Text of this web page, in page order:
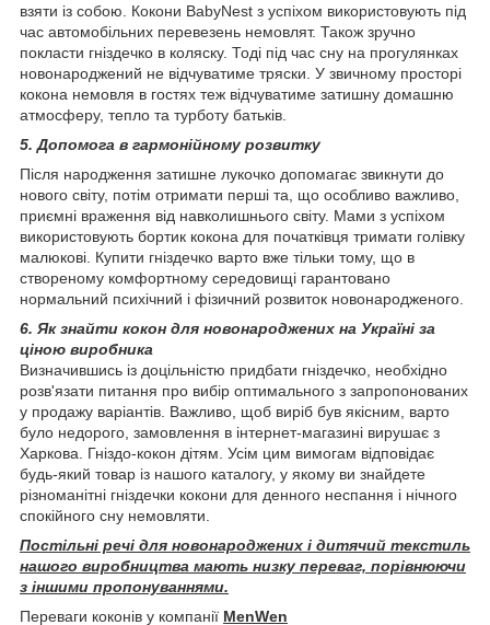
взяти із собою. Кокони BabyNest з успіхом використовують під
час автомобільних перевезень немовлят. Також зручно
покласти гніздечко в коляску. Тоді під час сну на прогулянках
новонароджений не відчуватиме тряски. У звичному просторі
кокона немовля в гостях теж відчуватиме затишну домашню
атмосферу, тепло та турботу батьків.
5. Допомога в гармонійному розвитку
Після народження затишне лукочко допомагає звикнути до
нового світу, потім отримати перші та, що особливо важливо,
приємні враження від навколишнього світу. Мами з успіхом
використовують бортик кокона для початківця тримати голівку
малюкові. Купити гніздечко варто вже тільки тому, що в
створеному комфортному середовищі гарантовано
нормальний психічний і фізичний розвиток новонародженого.
6. Як знайти кокон для новонароджених на Україні за
ціною виробника
Визначившись із доцільністю придбати гніздечко, необхідно
розв'язати питання про вибір оптимального з запропонованих
у продажу варіантів. Важливо, щоб виріб був якісним, варто
було недорого, замовлення в інтернет-магазині вирушає з
Харкова. Гніздо-кокон дітям. Усім цим вимогам відповідає
будь-який товар із нашого каталогу, у якому ви знайдете
різноманітні гніздечки кокони для денного неспання і нічного
спокійного сну немовляти.
Постільні речі для новонароджених і дитячий текстиль
нашого виробництва мають низку переваг, порівнюючи
з іншими пропонуваннями.
Переваги коконів у компанії MenWen